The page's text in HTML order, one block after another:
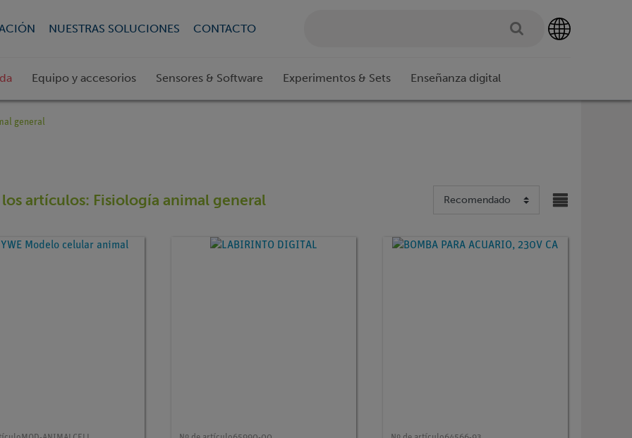
NUESTRAS SOLUCIONES CONTACTO
Equipo y accesorios Sensores & Software Experimentos & Sets Enseñanza digital
general
los artículos: Fisiología animal general